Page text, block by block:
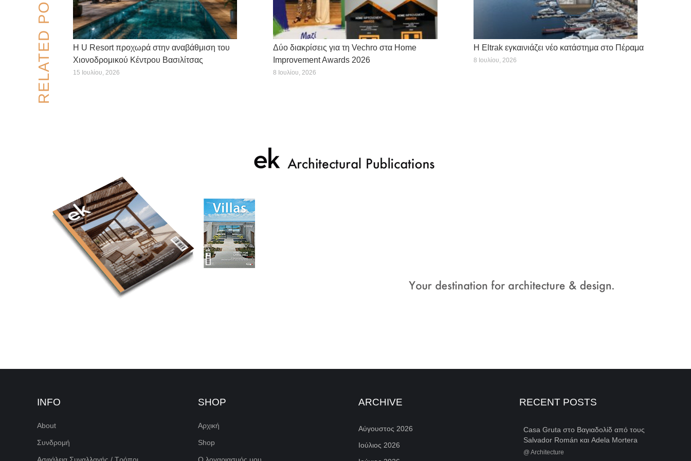
RELATED POSTS
Η U Resort προχωρά στην αναβάθμιση του
Χιονοδρομικού Κέντρου Βασιλίτσας
15 Ιουλίου, 2026
Δύο διακρίσεις για τη Vechro στα Home
Improvement Awards 2026
8 Ιουλίου, 2026
Η Eltrak εγκαινιάζει νέο κατάστημα στο Πέραμα
8 Ιουλίου, 2026
INFO
About
Συνδρομή
Ασφάλεια Συναλλαγής / Τρόποι
SHOP
Αρχική
Shop
Ο λογαριασμός μου
ARCHIVE
Αύγουστος 2026
Ιούλιος 2026
RECENT POSTS
Casa Gruta στο Βαγιαδολίδ από τους
Salvador Román και Adela Mortera
@ Architecture